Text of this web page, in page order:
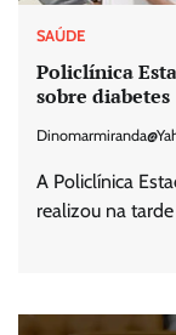
SAÚDE
Policlínica
sobre diabetes
A Policlínica
realizou na